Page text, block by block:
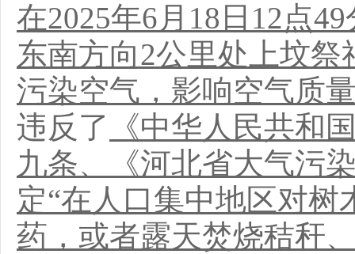
在2025年6月18日12点
东南方向2公里处上坟
污染空气，影响空气质
违反了
《中华人民共和
九条、《河北省大气污
定“在人口集中地区对
药，或者露天焚烧秸秆